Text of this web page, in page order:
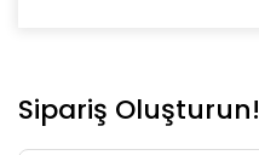
Sipariş Oluşturun!